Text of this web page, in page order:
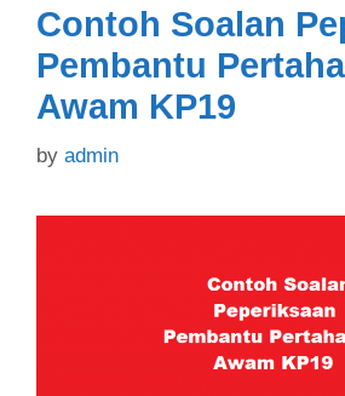
Contoh Soalan
Pembantu
Awam KP19
by admin